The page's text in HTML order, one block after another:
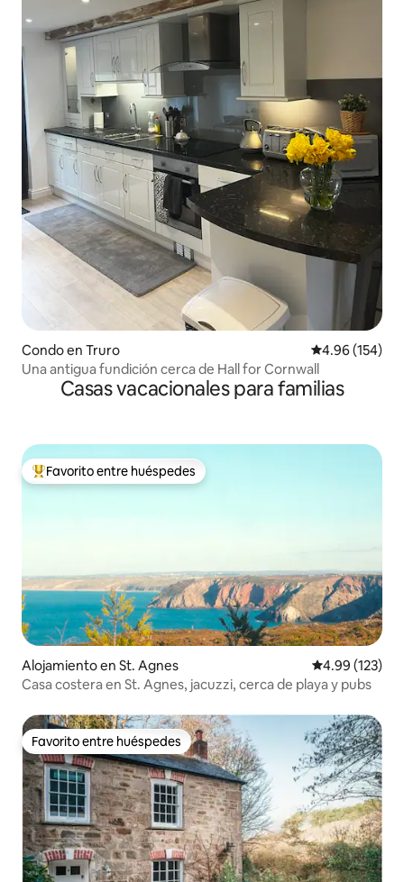
Condo en Truro Calificación
4.96 (154)
Una antigua fundición cerca de Hall for Cornwall
Casas vacacionales para familias
Favorito entre huéspedes preferido
Favorito entre huéspedes
Alojamiento en St. Agnes Calificación
4.99 (123)
Casa costera en St. Agnes, jacuzzi, cerca de playa y pubs
Favorito entre huéspedes
Favorito entre huéspedes